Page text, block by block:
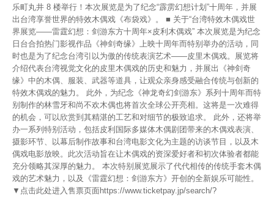
乐町丸井 8 楼举行！本次展览是为了纪念“霹雳幻想计划”十周年，并展
出台湾享誉世界的特效木偶戏《布袋戏》。 ■ 关于“台湾特效木偶戏世
界展览——雷霆幻想：剑游东方十周年×皮利木偶戏” 本次展览是为纪念
日台合拍热门影视作品《神剑奇缘》上映十周年而特别举办的活动，同
时也是为了纪念台湾引以为傲的传统表演艺术——皮里木偶戏。展览将
介绍代表台湾视觉文化的皮里木偶戏的历史和魅力，并展出《神剑奇
缘》中的木偶、服装、武器等道具，让观众亲身感受融合传统与创新的
特效木偶戏的魅力。 此外，为纪念《神龙奇幻剑游东》系列十周年而特
别制作的林雪牙和尚不欢木偶也将首次全球公开亮相。这将是一次难得
的机会，可以欣赏到其精湛的工艺和对细节的极致追求。 此外，还将举
办一系列特别活动，包括皮利国际多媒体木偶剧团带来的木偶戏表演、
摄影环节、以幕后制作故事和台湾电影文化为主题的访谈节目，以及木
偶戏电影放映。此次活动旨在让木偶戏的资深爱好者和初次体验者都能
充分领略其深厚的魅力。 本次特别展览展示了代代相传的传统手套木偶
戏的艺术魅力，以及《雷霆幻想：剑游东方》开创的全新娱乐可能性。
▼点击此处进入售票页面https://www.ticketpay.jp/search/?